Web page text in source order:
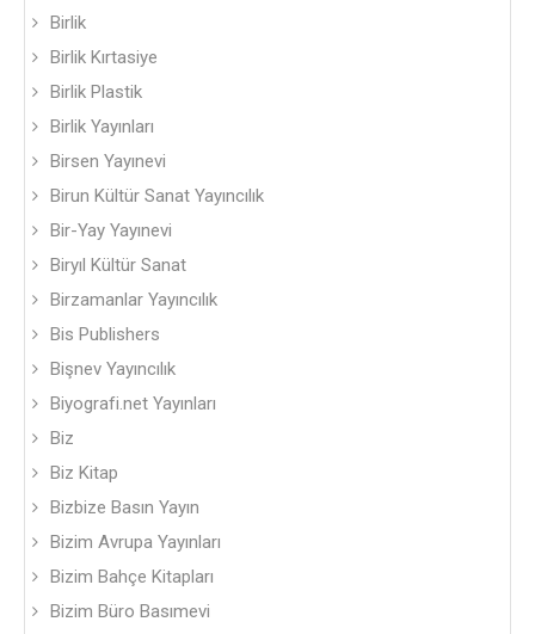
Birlik
Birlik Kırtasiye
Birlik Plastik
Birlik Yayınları
Birsen Yayınevi
Birun Kültür Sanat Yayıncılık
Bir-Yay Yayınevi
Biryıl Kültür Sanat
Birzamanlar Yayıncılık
Bis Publishers
Bişnev Yayıncılık
Biyografi.net Yayınları
Biz
Biz Kitap
Bizbize Basın Yayın
Bizim Avrupa Yayınları
Bizim Bahçe Kitapları
Bizim Büro Basımevi